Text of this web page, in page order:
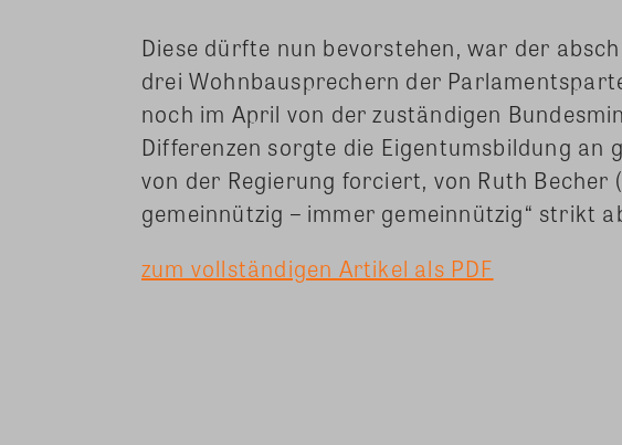
Diese dürfte nun bevorstehen, war der
drei Wohnbausprechern der
noch im April von der zuständigen
Differenzen sorgte die Eigentumsbildung an
von der Regierung forciert, von Ruth Becher
gemeinnützig – immer gemeinnützig“ strikt
zum vollständigen Artikel als PDF